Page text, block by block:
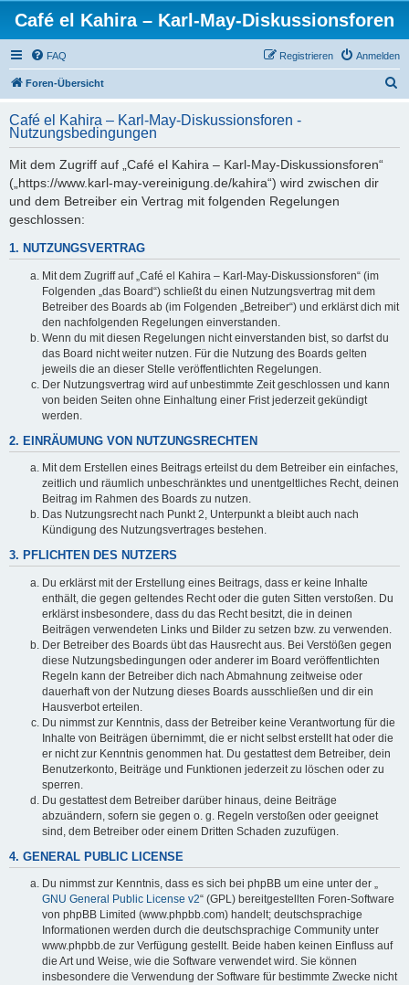
Café el Kahira – Karl-May-Diskussionsforen
FAQ Anmelden
Registrieren
Foren-Übersicht
h
Café el Kahira – Karl-May-Diskussionsforen -
Nutzungsbedingungen
Mit dem Zugriff auf „Café el Kahira – Karl-May-Diskussionsforen“
(„https://www.karl-may-vereinigung.de/kahira“) wird zwischen dir
und dem Betreiber ein Vertrag mit folgenden Regelungen
geschlossen:
1. NUTZUNGSVERTRAG
Mit dem Zugriff auf „Café el Kahira – Karl-May-Diskussionsforen“ (im
Folgenden „das Board“) schließt du einen Nutzungsvertrag mit dem
Betreiber des Boards ab (im Folgenden „Betreiber“) und erklärst dich mit
den nachfolgenden Regelungen einverstanden.
Wenn du mit diesen Regelungen nicht einverstanden bist, so darfst du
das Board nicht weiter nutzen. Für die Nutzung des Boards gelten
jeweils die an dieser Stelle veröffentlichten Regelungen.
Der Nutzungsvertrag wird auf unbestimmte Zeit geschlossen und kann
von beiden Seiten ohne Einhaltung einer Frist jederzeit gekündigt
werden.
2. EINRÄUMUNG VON NUTZUNGSRECHTEN
Mit dem Erstellen eines Beitrags erteilst du dem Betreiber ein einfaches,
zeitlich und räumlich unbeschränktes und unentgeltliches Recht, deinen
Beitrag im Rahmen des Boards zu nutzen.
Das Nutzungsrecht nach Punkt 2, Unterpunkt a bleibt auch nach
Kündigung des Nutzungsvertrages bestehen.
3. PFLICHTEN DES NUTZERS
Du erklärst mit der Erstellung eines Beitrags, dass er keine Inhalte
enthält, die gegen geltendes Recht oder die guten Sitten verstoßen. Du
erklärst insbesondere, dass du das Recht besitzt, die in deinen
Beiträgen verwendeten Links und Bilder zu setzen bzw. zu verwenden.
Der Betreiber des Boards übt das Hausrecht aus. Bei Verstößen gegen
diese Nutzungsbedingungen oder anderer im Board veröffentlichten
Regeln kann der Betreiber dich nach Abmahnung zeitweise oder
dauerhaft von der Nutzung dieses Boards ausschließen und dir ein
Hausverbot erteilen.
Du nimmst zur Kenntnis, dass der Betreiber keine Verantwortung für die
Inhalte von Beiträgen übernimmt, die er nicht selbst erstellt hat oder die
er nicht zur Kenntnis genommen hat. Du gestattest dem Betreiber, dein
Benutzerkonto, Beiträge und Funktionen jederzeit zu löschen oder zu
sperren.
Du gestattest dem Betreiber darüber hinaus, deine Beiträge
abzuändern, sofern sie gegen o. g. Regeln verstoßen oder geeignet
sind, dem Betreiber oder einem Dritten Schaden zuzufügen.
4. GENERAL PUBLIC LICENSE
Du nimmst zur Kenntnis, dass es sich bei phpBB um eine unter der „
GNU General Public License v2“ (GPL) bereitgestellten Foren-Software
von phpBB Limited (www.phpbb.com) handelt; deutschsprachige
Informationen werden durch die deutschsprachige Community unter
www.phpbb.de zur Verfügung gestellt. Beide haben keinen Einfluss auf
die Art und Weise, wie die Software verwendet wird. Sie können
insbesondere die Verwendung der Software für bestimmte Zwecke nicht